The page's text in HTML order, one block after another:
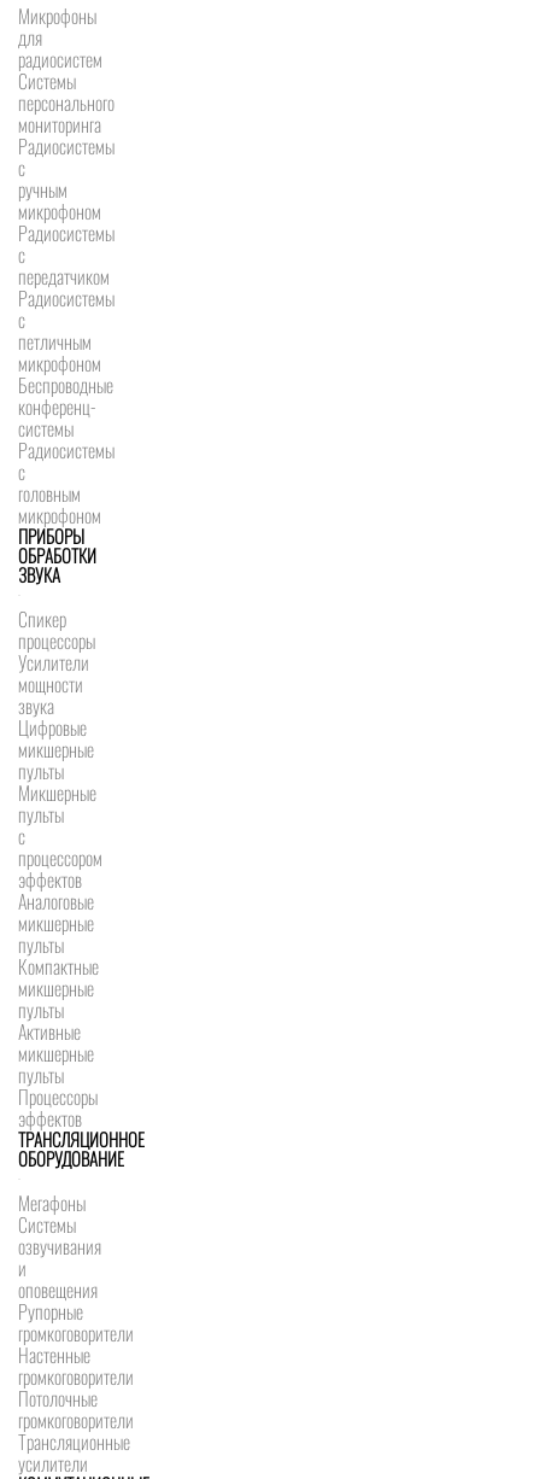
Микрофоны
для
радиосистем
Системы
персонального
мониторинга
Радиосистемы
c
ручным
микрофоном
Радиосистемы
с
передатчиком
Радиосистемы
с
петличным
микрофоном
Беспроводные
конференц-
системы
Радиосистемы
с
головным
микрофоном
ПРИБОРЫ
ОБРАБОТКИ
ЗВУКА
Спикер
процессоры
Усилители
мощности
звука
Цифровые
микшерные
пульты
Микшерные
пульты
с
процессором
эффектов
Аналоговые
микшерные
пульты
Компактные
микшерные
пульты
Активные
микшерные
пульты
Процессоры
эффектов
ТРАНСЛЯЦИОННОЕ
ОБОРУДОВАНИЕ
Мегафоны
Системы
озвучивания
и
оповещения
Рупорные
громкоговорители
Настенные
громкоговорители
Потолочные
громкоговорители
Трансляционные
усилители